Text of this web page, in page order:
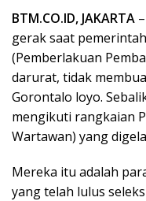
BTM.CO.ID, JAKARTA
gerak saat
(Pemberlakuan
darurat, tidak
Gorontalo loyo.
mengikuti rangkaian
Wartawan) yang
Mereka itu adalah
yang telah lulus